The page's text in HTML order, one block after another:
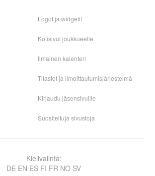
Logot ja widgetit
Kotisivut joukkueelle
Ilmainen kalenteri
Tilastot ja ilmoittautumisjärjestelmä
Kirjaudu jäsensivuille
Suositeltuja sivustoja
Kielivalinta:
DE EN ES FI FR NO SV